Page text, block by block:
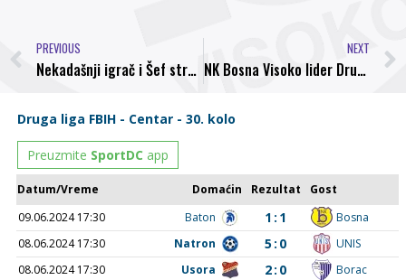
PREVIOUS
Nekadašnji igrač i Šef stručnog štaba NK Bosna, niže uspjeh za uspjehom sa ekipom iz Gabele
NEXT
NK Bosna Visoko lider Druge lige Centar